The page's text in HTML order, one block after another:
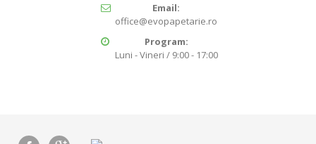
Email:
office@evopapetarie.ro
Program:
Luni - Vineri / 9:00 - 17:00